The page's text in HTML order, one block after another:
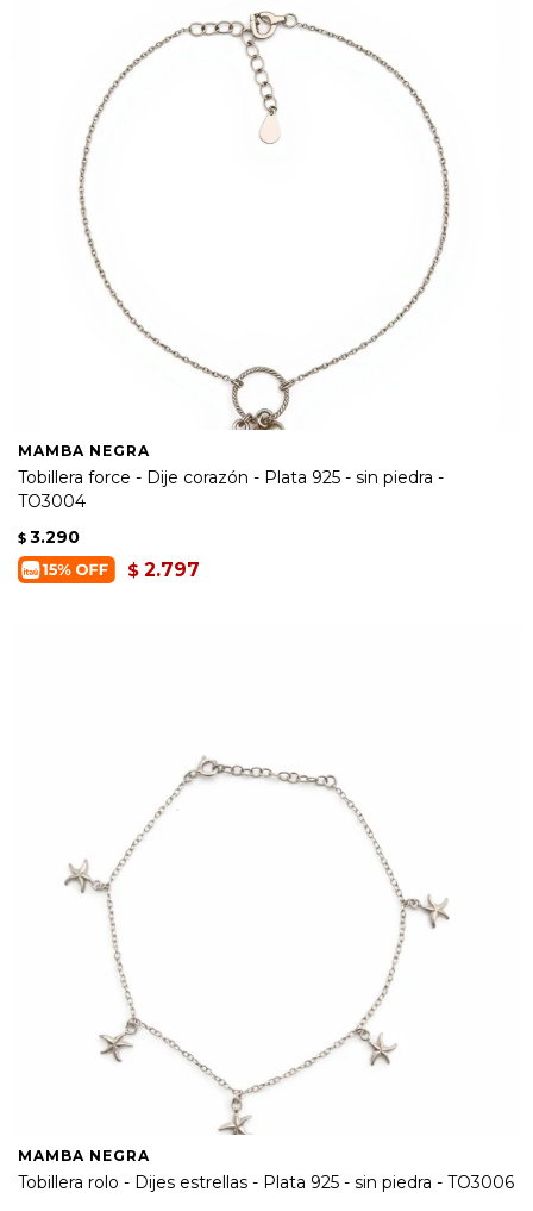
MAMBA NEGRA
Tobillera force - Dije corazón - Plata 925 - sin piedra -
TO3004
$ 3.290
$ 2.797
MAMBA NEGRA
Tobillera rolo - Dijes estrellas - Plata 925 - sin piedra - TO3006